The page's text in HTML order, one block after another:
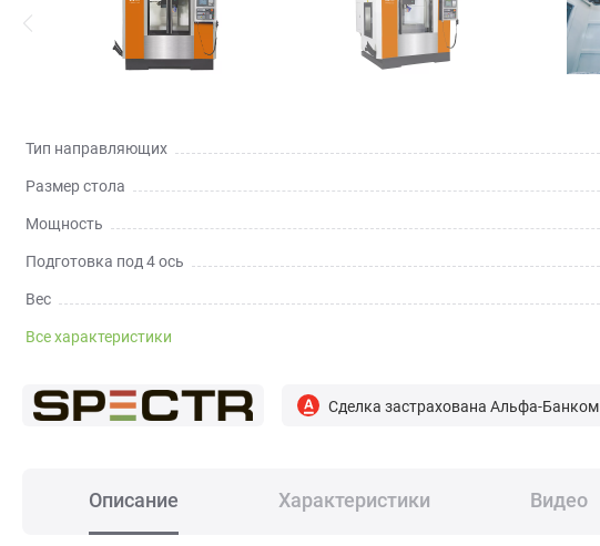
Тип направляющих
Размер стола
Мощность
Подготовка под 4 ось
Вес
Все характеристики
Сделка застрахована Альфа-Банком
Описание Характеристики Видео